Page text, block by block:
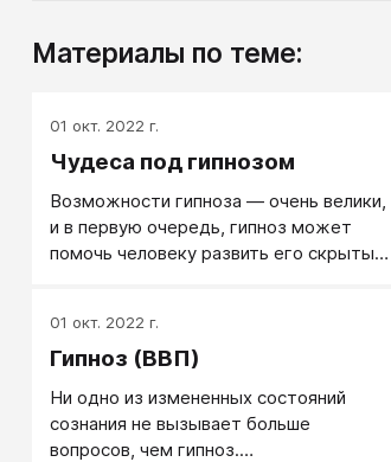
Материалы по теме:
01 окт. 2022 г.
Чудеса под гипнозом
Возможности гипноза ― очень велики,
и в первую очередь, гипноз может
помочь человеку развить его скрытые
01 окт. 2022 г.
Гипноз (ВВП)
Ни одно из измененных состояний
сознания не вызывает больше
вопросов, чем гипноз.